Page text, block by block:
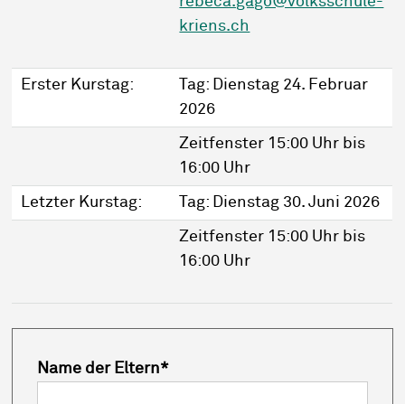
kriens.ch
Erster Kurstag:
Tag: Dienstag 24. Februar
2026
Zeitfenster 15:00 Uhr bis
16:00 Uhr
Letzter Kurstag: Tag: Dienstag 30. Juni 2026
Zeitfenster 15:00 Uhr bis
16:00 Uhr
Name der Eltern*